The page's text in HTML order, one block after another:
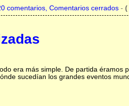
comentarios, Comentarios cerrados- (
era más simple. De partida éramos
sucedían los grandes eventos